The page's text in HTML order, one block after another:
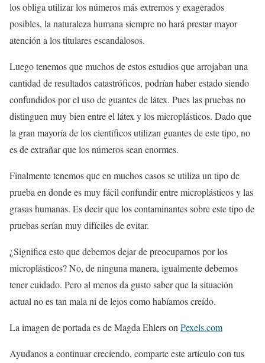
los obliga utilizar los números más extremos y exagerados
posibles, la naturaleza humana siempre no hará prestar mayor
atención a los titulares escandalosos.
Luego tenemos que muchos de estos estudios que arrojaban una
cantidad de resultados catastróficos, podrían haber estado siendo
confundidos por el uso de guantes de látex. Pues las pruebas no
distinguen muy bien entre el látex y los microplásticos. Dado que
la gran mayoría de los científicos utilizan guantes de este tipo, no
es de extrañar que los números sean enormes.
Finalmente tenemos que en muchos casos se utiliza un tipo de
prueba en donde es muy fácil confundir entre microplásticos y las
grasas humanas. Es decir que los contaminantes sobre este tipo de
pruebas serían muy difíciles de evitar.
¿Significa esto que debemos dejar de preocuparnos por los
microplásticos? No, de ninguna manera, igualmente debemos
tener cuidado. Pero al menos da gusto saber que la situación
actual no es tan mala ni de lejos como habíamos creído.
La imagen de portada es de Magda Ehlers on Pexels.com
Ayudanos a continuar creciendo, comparte este artículo con tus